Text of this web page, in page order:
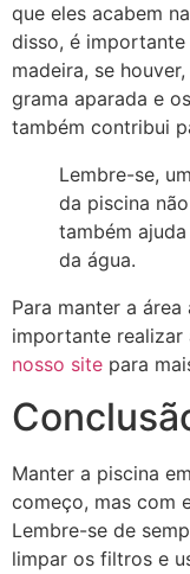
que eles acabem
disso, é
madeira, se
grama aparada e
também contribui
Lembre-se,
da piscina
também
da água.
Para manter a
importante realizar
nosso site para
Manter a piscina
começo, mas com
Lembre-se de
limpar os filtros e